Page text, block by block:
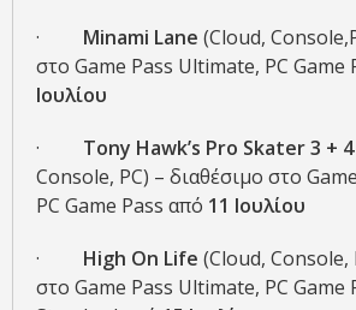
·
Minami Lane (Cloud,
στο Game Pass Ultimate, PC Game
Ιουλίου
· Tony Hawk’s Pro Skater 3 + 4
Console, PC) – διαθέσιμο στο
PC Game Pass από 11 Ιουλίου
·
High On Life (Cloud, Console,
στο Game Pass Ultimate, PC Game